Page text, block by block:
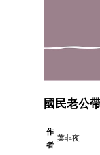
國民老公
作
者
葉非夜